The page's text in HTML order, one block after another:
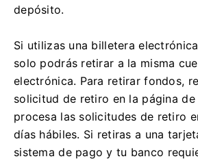
depósito.
Si utilizas una billetera
solo podrás retirar a la misma
electrónica. Para retirar fondos,
solicitud de retiro en la página
procesa las solicitudes de retiro
días hábiles. Si retiras a una
sistema de pago y tu banco